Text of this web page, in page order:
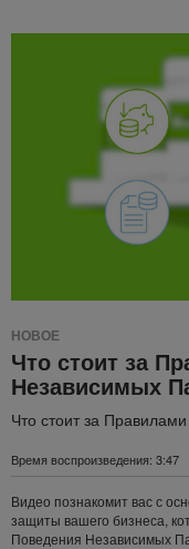
НОВОЕ
Что стоит за
Независимых
Что стоит за
Время воспроизведения: 3:47
Видео познакомит вас с
защиты вашего бизнеса,
Поведения Независимых